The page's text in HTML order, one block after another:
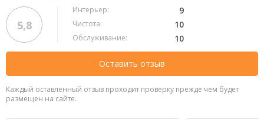
5,8
Интерьер: 9
Чистота: 10
Обслуживание: 10
Оставить отзыв
Каждый оставленный отзыв проходит проверку прежде чем будет
размещен на сайте.